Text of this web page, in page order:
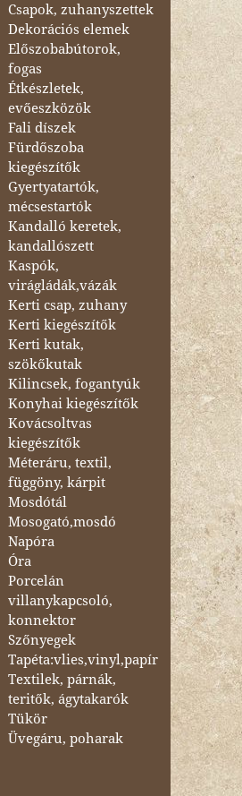
Csapok, zuhanyszettek
Dekorációs elemek
Előszobabútorok,
fogas
Étkészletek,
evőeszközök
Fali díszek
Fürdőszoba
kiegészítők
Gyertyatartók,
mécsestartók
Kandalló keretek,
kandallószett
Kaspók,
virágládák,vázák
Kerti csap, zuhany
Kerti kiegészítők
Kerti kutak,
szökőkutak
Kilincsek, fogantyúk
Konyhai kiegészítők
Kovácsoltvas
kiegészítők
Méteráru, textil,
függöny, kárpit
Mosdótál
Mosogató,mosdó
Napóra
Óra
Porcelán
villanykapcsoló,
konnektor
Szőnyegek
Tapéta:vlies,vinyl,papír
Textilek, párnák,
teritők, ágytakarók
Tükör
Üvegáru, poharak